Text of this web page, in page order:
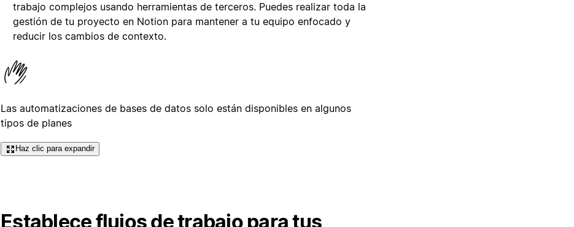
trabajo complejos usando herramientas de terceros. Puedes realizar toda la
gestión de tu proyecto en Notion para mantener a tu equipo enfocado y
reducir los cambios de contexto.
Las automatizaciones de bases de datos solo están disponibles en algunos
tipos de planes
Haz clic para expandir
Establece flujos de trabajo para tus